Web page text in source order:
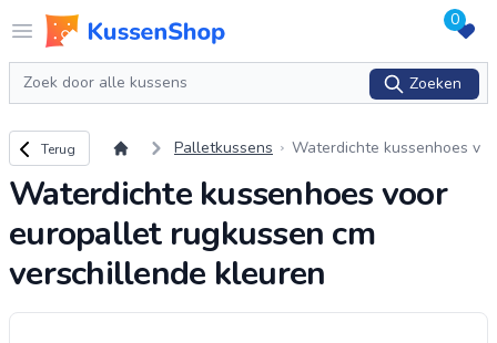
Open menu
Logo www.kussenshop.nl 0
Zoeken
Zoeken
Terug naar overzicht
Terug Palletkussens
Waterdichte kussenhoes v
m verschillende kleuren
Waterdichte kussenhoes voor
europallet rugkussen cm
verschillende kleuren